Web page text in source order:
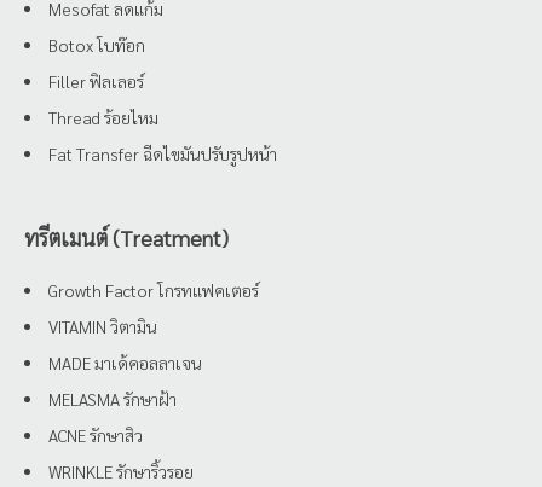
Mesofat ลดแก้ม
Botox โบท๊อก
Filler ฟิลเลอร์
Thread ร้อยไหม
Fat Transfer ฉีดไขมันปรับรูปหน้า
ทรีตเมนต์ (Treatment)
Growth Factor โกรทแฟคเตอร์
VITAMIN วิตามิน
MADE มาเด้คอลลาเจน
MELASMA รักษาฝ้า
ACNE รักษาสิว
WRINKLE รักษาริ้วรอย